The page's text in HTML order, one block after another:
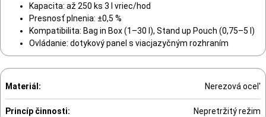
Kapacita: až 250 ks 3 l vriec/hod
Presnosť plnenia: ±0,5 %
Kompatibilita: Bag in Box (1–30 l), Stand up Pouch (0,75–5 l)
Ovládanie: dotykový panel s viacjazyčným rozhraním
Materiál: Nerezová ocel'
Princíp činnosti: Nepretržitý režim